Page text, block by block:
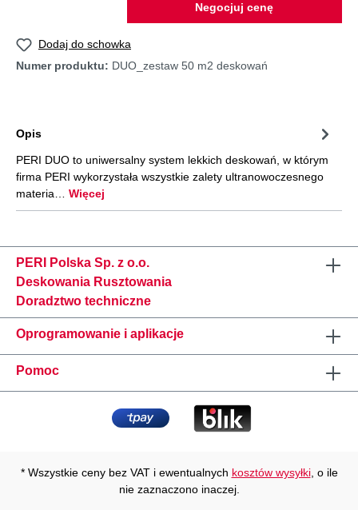
Negocjuj cenę
Dodaj do schowka
Numer produktu: DUO_zestaw 50 m2 deskowań
Opis
PERI DUO to uniwersalny system lekkich deskowań, w którym
firma PERI wykorzystała wszystkie zalety ultranowoczesnego
materia… Więcej
PERI Polska Sp. z o.o.
Deskowania Rusztowania
Doradztwo techniczne
Oprogramowanie i aplikacje
Pomoc
* Wszystkie ceny bez VAT i ewentualnych kosztów wysyłki, o ile
nie zaznaczono inaczej.